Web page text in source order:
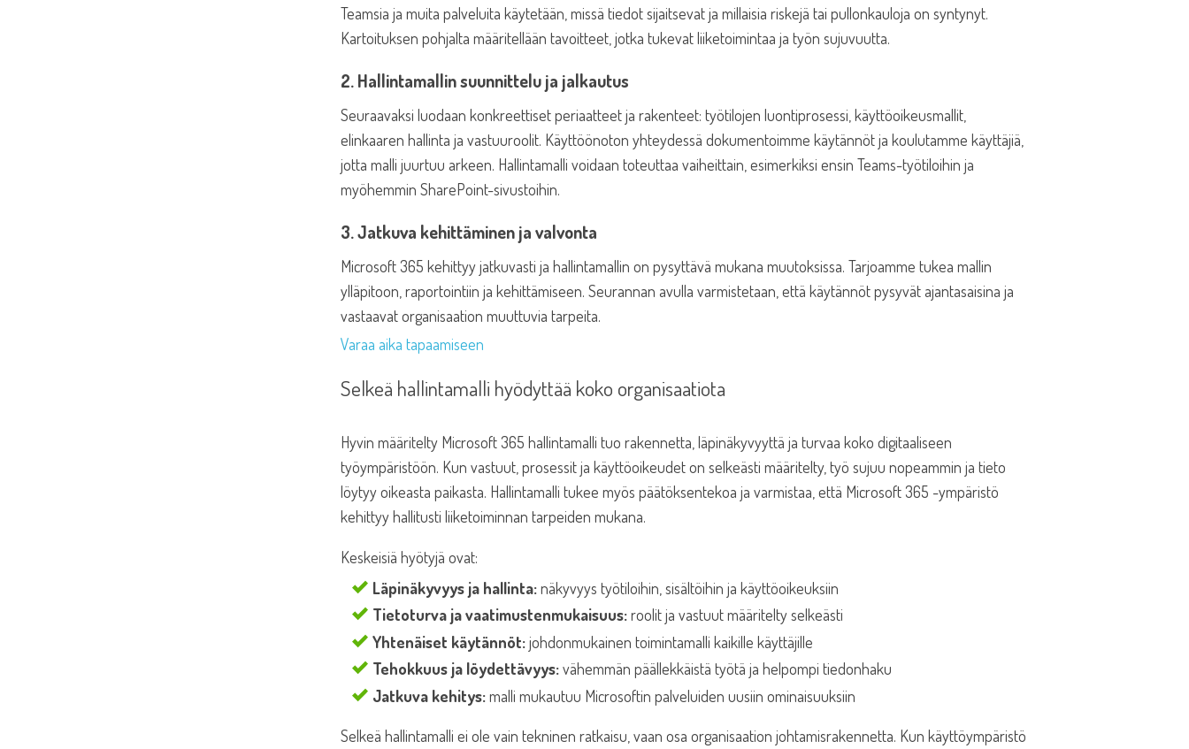
Teamsia ja muita palveluita käytetään, missä tiedot sijaitsevat ja millaisia riskejä tai pullonkauloja on syntynyt.
Kartoituksen pohjalta määritellään tavoitteet, jotka tukevat liiketoimintaa ja työn sujuvuutta.
2. Hallintamallin suunnittelu ja jalkautus
Seuraavaksi luodaan konkreettiset periaatteet ja rakenteet: työtilojen luontiprosessi, käyttöoikeusmallit,
elinkaaren hallinta ja vastuuroolit. Käyttöönoton yhteydessä dokumentoimme käytännöt ja koulutamme käyttäjiä,
jotta malli juurtuu arkeen. Hallintamalli voidaan toteuttaa vaiheittain, esimerkiksi ensin Teams-työtiloihin ja
myöhemmin SharePoint-sivustoihin.
3. Jatkuva kehittäminen ja valvonta
Microsoft 365 kehittyy jatkuvasti ja hallintamallin on pysyttävä mukana muutoksissa. Tarjoamme tukea mallin
ylläpitoon, raportointiin ja kehittämiseen. Seurannan avulla varmistetaan, että käytännöt pysyvät ajantasaisina ja
vastaavat organisaation muuttuvia tarpeita.
Varaa aika tapaamiseen
Selkeä hallintamalli hyödyttää koko organisaatiota
Hyvin määritelty Microsoft 365 hallintamalli tuo rakennetta, läpinäkyvyyttä ja turvaa koko digitaaliseen
työympäristöön. Kun vastuut, prosessit ja käyttöoikeudet on selkeästi määritelty, työ sujuu nopeammin ja tieto
löytyy oikeasta paikasta. Hallintamalli tukee myös päätöksentekoa ja varmistaa, että Microsoft 365 -ympäristö
kehittyy hallitusti liiketoiminnan tarpeiden mukana.
Keskeisiä hyötyjä ovat:
Läpinäkyvyys ja hallinta:näkyvyys työtiloihin, sisältöihin ja käyttöoikeuksiin
Tietoturva ja vaatimustenmukaisuus:roolit ja vastuut määritelty selkeästi
Yhtenäiset käytännöt:johdonmukainen toimintamalli kaikille käyttäjille
Tehokkuus ja löydettävyys:vähemmän päällekkäistä työtä ja helpompi tiedonhaku
Jatkuva kehitys:malli mukautuu Microsoftin palveluiden uusiin ominaisuuksiin
Selkeä hallintamalli ei ole vain tekninen ratkaisu, vaan osa organisaation johtamisrakennetta. Kun käyttöympäristö